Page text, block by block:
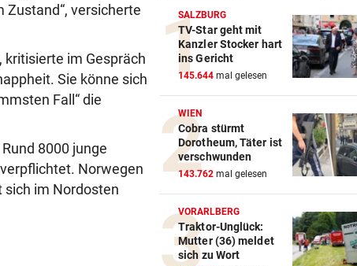
Zustand“, versicherte
kritisierte im Gespräch
Sie könne sich
Fall“ die
8000 junge
Norwegen
sich im Nordosten
Statement! FIFA wittert
gegen Infantino
„LUCKY PUNCH CLUB“ vor
Die große Kunst, richtig
sein
DAS SAGT PARTEICHEF vor
Trotz Babler-Streit: „SPÖ
OÖ zulegen“
GEFAHR DURCH HITZE
„Diese Menschen dürfen
vergessen“
SALZBURG
TV-Star geht mit
Kanzler Stocker hart
ins Gericht
145.644 mal gelesen
WIEN
Cobra stürmt
Dorotheum, Täter ist
verschwunden
143.762 mal gelesen
VORARLBERG
Traktor-Unglück:
Mutter (36) meldet
sich zu Wort